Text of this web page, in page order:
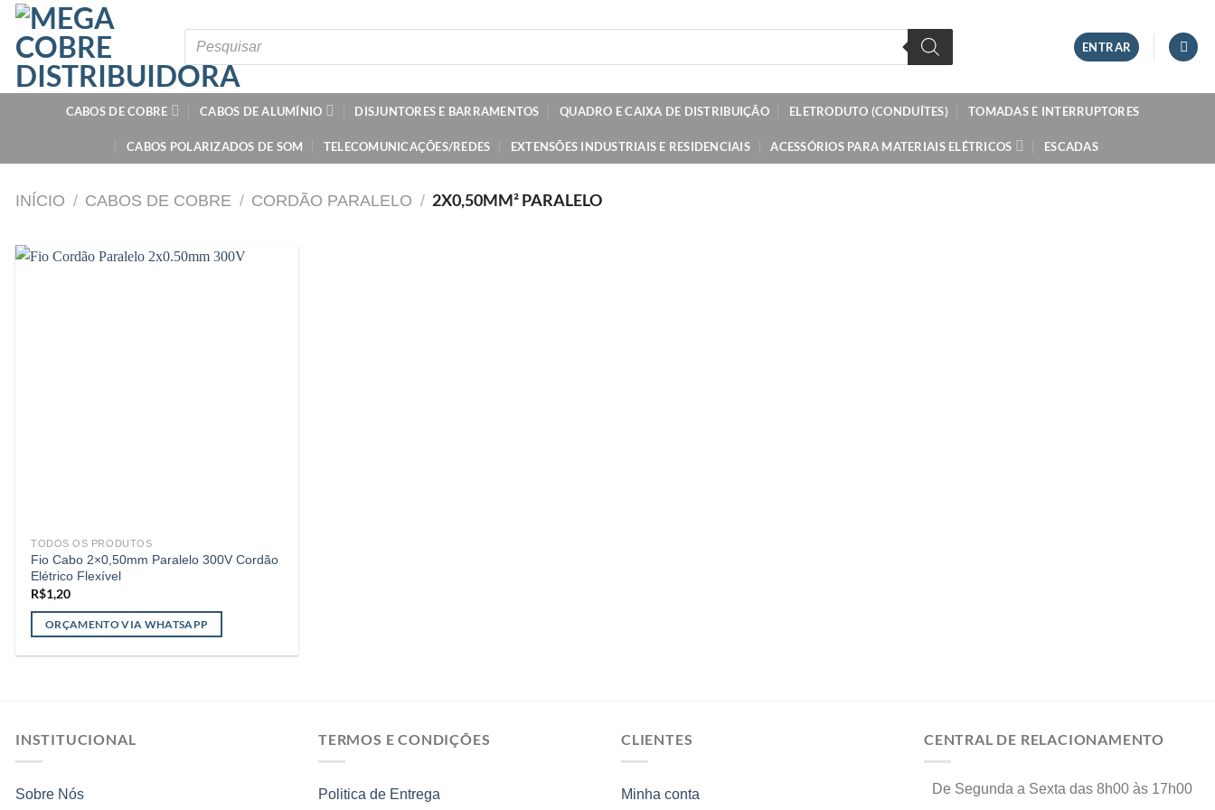
Skip
content
Pesquisar
produtos
ENTRAR
CABOS DE COBRE CABOS DE ALUMÍNIO DISJUNTORES E BARRAMENTOS QUADRO E CAIXA DE DISTRIBUIÇÃO ELETRODUTO (CONDUÍTES) TOMADAS E INTERRUPTORES
CABOS POLARIZADOS DE SOM TELECOMUNICAÇÕES/REDES EXTENSÕES INDUSTRIAIS E RESIDENCIAIS ACESSÓRIOS PARA MATERIAIS ELÉTRICOS ESCADAS
INÍCIO / CABOS DE COBRE / CORDÃO PARALELO / 2X0,50MM² PARALELO
TODOS OS PRODUTOS
Fio Cabo 2×0,50mm Paralelo 300V Cordão
Elétrico Flexível
R$1,20
ORÇAMENTO VIA WHATSAPP
INSTITUCIONAL
Sobre Nós
TERMOS E CONDIÇÕES
Politica de Entrega
CLIENTES
Minha conta
CENTRAL DE RELACIONAMENTO
De Segunda a Sexta das 8h00 às 17h00